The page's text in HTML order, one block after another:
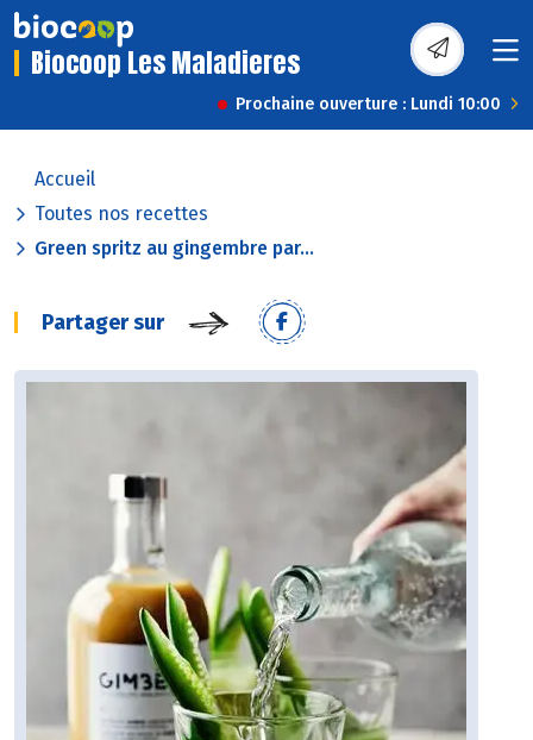
Biocoop Les Maladieres
Prochaine ouverture : Lundi 10:00
Accueil
Toutes nos recettes
Green spritz au gingembre par...
Partager sur